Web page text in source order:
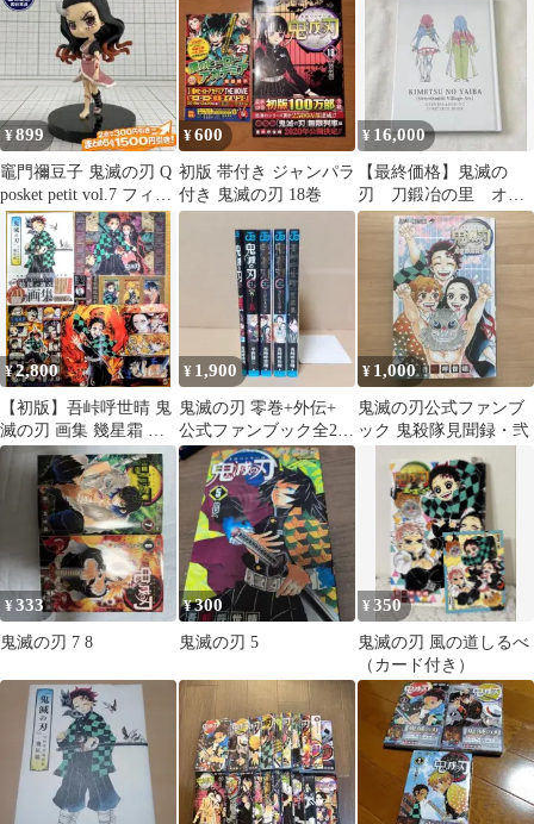
¥899
竈門禰豆子 鬼滅の刃 Q
posket petit vol.7 フィギ
ュア
¥600
初版 帯付き ジャンパラ
付き 鬼滅の刃 18巻
¥ 16,000
【最終価格】鬼滅の
刃 刀鍛冶の里 オー
プニング エンディン
グ コンプリートブッ
¥2,800
【初版】吾峠呼世晴 鬼
滅の刃 画集 幾星霜 ポ
スター しおり シール
セット
¥ 1,900
鬼滅の刃 零巻+外伝+
公式ファンブック全2巻
+短編集 5冊セット
¥ 1,000
鬼滅の刃公式ファンブ
ック 鬼殺隊見聞録・弐
¥333
鬼滅の刃 7 8
¥300
鬼滅の刃 5
¥350
鬼滅の刃 風の道しるべ
（カード付き）